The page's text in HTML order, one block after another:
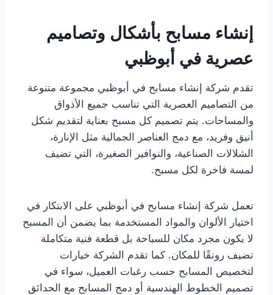
إنشاء مسابح بأشكال وتصاميم
عصرية في أبوظبي
تقدم شركة إنشاء مسابح في أبوظبي مجموعة متنوعة
من التصاميم العصرية التي تناسب جميع الأذواق
والمساحات. يتم تصميم كل مسبح بعناية لتقديم شكل
أنيق وفريد، مع دمج العناصر الجمالية مثل الإنارة،
الشلالات الصناعية، والنوافير الصغيرة، التي تضيف
لمسة فاخرة لكل مسبح.
تعمل شركة إنشاء مسابح في أبوظبي على الابتكار في
اختيار الألوان والمواد المستخدمة بما يضمن أن المسبح
لا يكون مجرد مكان للسباحة بل قطعة فنية متكاملة
تضيف رونقًا للمكان. كما تقدم الشركة خيارات
لتخصيص المسابح حسب رغبات العميل، سواء في
تصميم الخطوط الهندسية أو دمج المسابح مع الحدائق